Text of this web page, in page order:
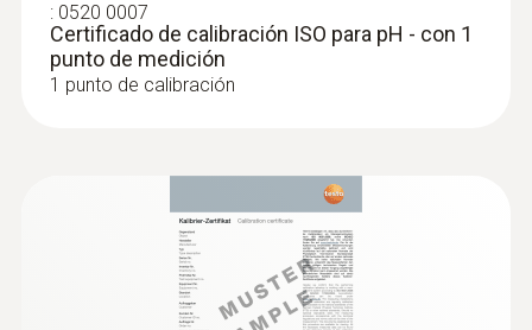
: 0520 0007
Certificado de calibración ISO para pH - con 1
punto de medición
1 punto de calibración